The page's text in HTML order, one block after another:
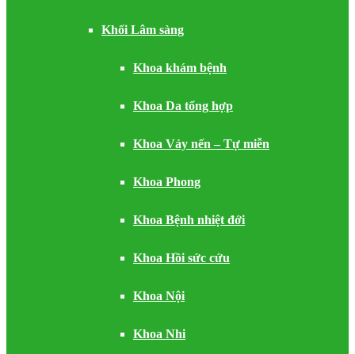
Khối Lâm sàng
Khoa khám bệnh
Khoa Da tổng hợp
Khoa Vảy nến – Tự miễn
Khoa Phong
Khoa Bệnh nhiệt đới
Khoa Hồi sức cứu
Khoa Nội
Khoa Nhi